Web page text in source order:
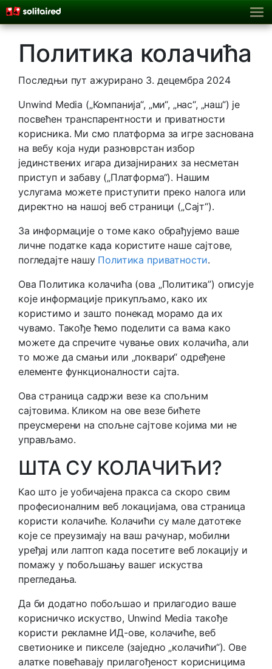
Политика колачића
Последњи пут ажурирано 3. децембра 2024
Unwind Media („Компанија“, „ми“, „нас“, „наш“) је
посвећен транспарентности и приватности
корисника. Ми смо платформа за игре заснована
на вебу која нуди разноврстан избор
јединствених игара дизајнираних за несметан
приступ и забаву („Платформа“). Нашим
услугама можете приступити преко налога или
директно на нашој веб страници („Сајт“).
За информације о томе како обрађујемо ваше
личне податке када користите наше сајтове,
погледајте нашу Политика приватности.
Ова Политика колачића (ова „Политика”) описује
које информације прикупљамо, како их
користимо и зашто понекад морамо да их
чувамо. Такође ћемо поделити са вама како
можете да спречите чување ових колачића, али
то може да смањи или „поквари“ одређене
елементе функционалности сајта.
Ова страница садржи везе ка спољним
сајтовима. Кликом на ове везе бићете
преусмерени на спољне сајтове којима ми не
управљамо.
ШТА СУ КОЛАЧИЋИ?
Као што је уобичајена пракса са скоро свим
професионалним веб локацијама, ова страница
користи колачиће. Колачићи су мале датотеке
које се преузимају на ваш рачунар, мобилни
уређај или лаптоп када посетите веб локацију и
помажу у побољшању вашег искуства
прегледања.
Да би додатно побољшао и прилагодио ваше
корисничко искуство, Unwind Media такође
користи рекламне ИД-ове, колачиће, веб
светионике и пикселе (заједно „колачићи“). Ове
алатке повећавају прилагођеност корисницима